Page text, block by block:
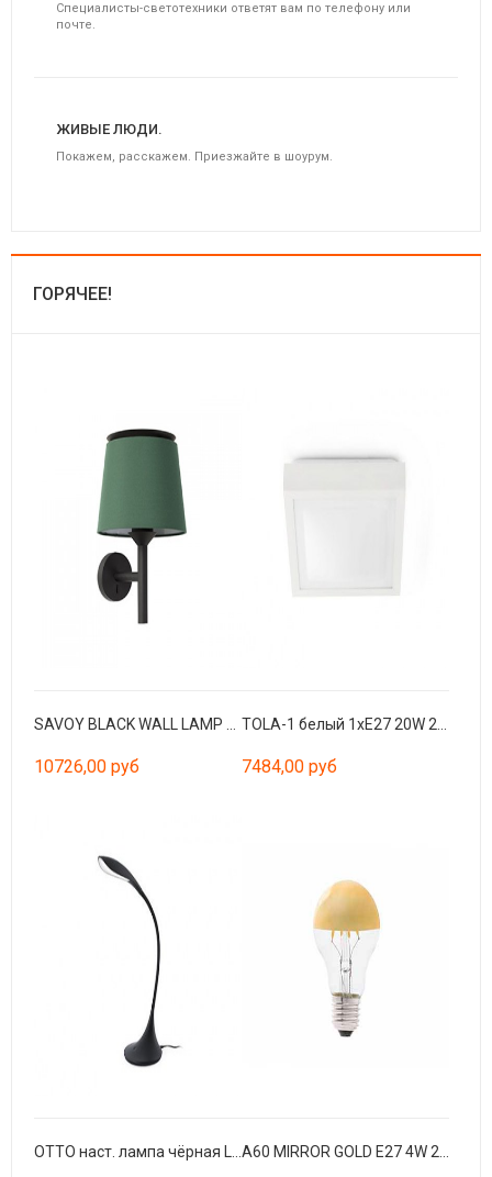
Специалисты-светотехники ответят вам по телефону или
почте.
ЖИВЫЕ ЛЮДИ.
Покажем, расскажем. Приезжайте в шоурум.
ГОРЯЧЕЕ!
10726,00 руб 7484,00 руб